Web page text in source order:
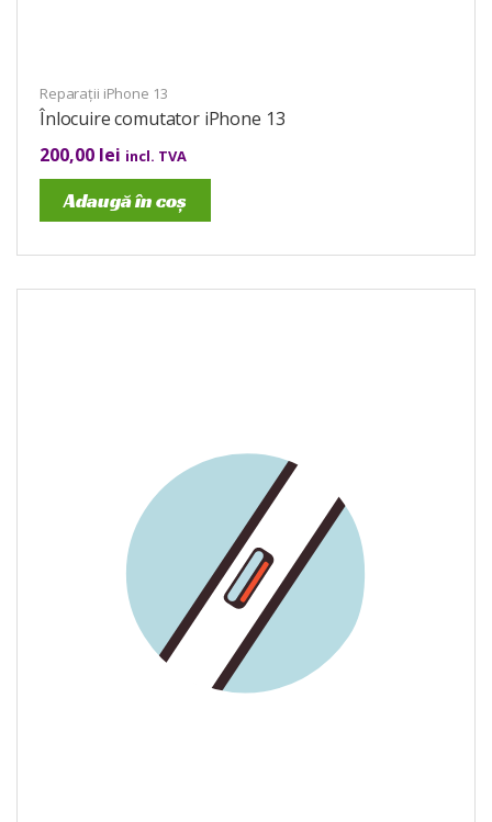
Reparații iPhone 13
Înlocuire comutator iPhone 13
200,00 lei incl. TVA
Adaugă în coș